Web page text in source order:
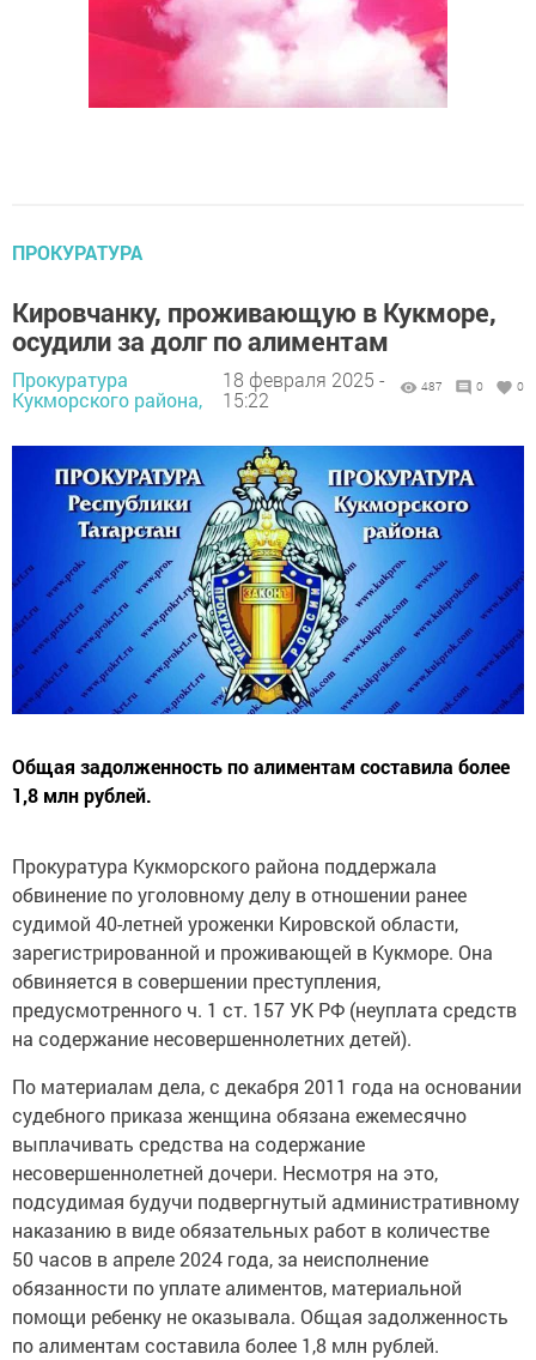
ПРОКУРАТУРА
Кировчанку, проживающую в Кукморе,
осудили за долг по алиментам
Прокуратура
Кукморского района,
18 февраля 2025 -
15:22
487 0 0
Общая задолженность по алиментам составила более
1,8 млн рублей.
Прокуратура Кукморского района поддержала
обвинение по уголовному делу в отношении ранее
судимой 40-летней уроженки Кировской области,
зарегистрированной и проживающей в Кукморе. Она
обвиняется в совершении преступления,
предусмотренного ч. 1 ст. 157 УК РФ (неуплата средств
на содержание несовершеннолетних детей).
По материалам дела, с декабря 2011 года на основании
судебного приказа женщина обязана ежемесячно
выплачивать средства на содержание
несовершеннолетней дочери. Несмотря на это,
подсудимая будучи подвергнутый административному
наказанию в виде обязательных работ в количестве
50 часов в апреле 2024 года, за неисполнение
обязанности по уплате алиментов, материальной
помощи ребенку не оказывала. Общая задолженность
по алиментам составила более 1,8 млн рублей.